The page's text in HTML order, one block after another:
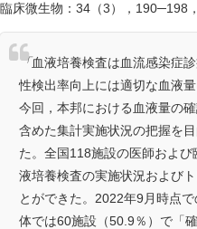
臨床微生物：34（3），190─198
「血液培養検査は血流感染症
性検出率向上には適切な血液
今回，本邦における血液量の
含めた集計実施状況の把握を
た。全国118施設の医師およ
液培養検査の実施状況および
とができた。2022年9月時点
体では60施設（50.9％）で「